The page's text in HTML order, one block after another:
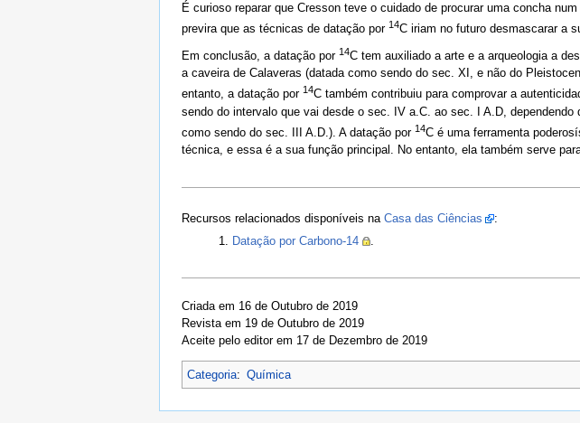
É curioso reparar que Cresson teve o cuidado de procurar uma concha
previra que as técnicas de datação por 14C iriam no futuro desmascarar a
Em conclusão, a datação por 14C tem auxiliado a arte e a arqueologia a
a caveira de Calaveras (datada como sendo do sec. XI, e não do
entanto, a datação por 14C também contribuiu para comprovar a
sendo do intervalo que vai desde o sec. IV a.C. ao sec. I A.D,
como sendo do sec. III A.D.). A datação por 14C é uma ferramenta
técnica, e essa é a sua função principal. No entanto, ela também serve
Recursos relacionados disponíveis na Casa das Ciências
:
Datação por Carbono-14
.
Criada em 16 de Outubro de 2019
Revista em 19 de Outubro de 2019
Aceite pelo editor em 17 de Dezembro de 2019
Categoria: Química